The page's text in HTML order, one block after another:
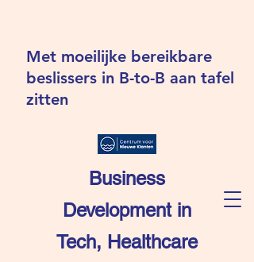
Business
Development in
Tech, Healthcare
Met moeilijke bereikbare
beslissers in B-to-B aan tafel
zitten